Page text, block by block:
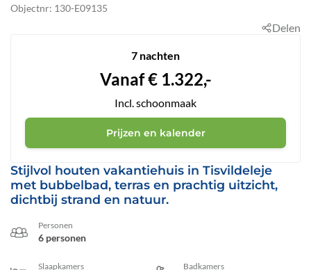
Objectnr: 130-E09135
Stijlvol houten vakantiehuis in Tisvildeleje
met bubbelbad, terras en prachtig uitzicht,
dichtbij strand en natuur.
Personen
6 personen
Slaapkamers Badkamers
Delen
7 nachten
Vanaf€ 1.322,-
Incl. schoonmaak
Prijzen en kalender